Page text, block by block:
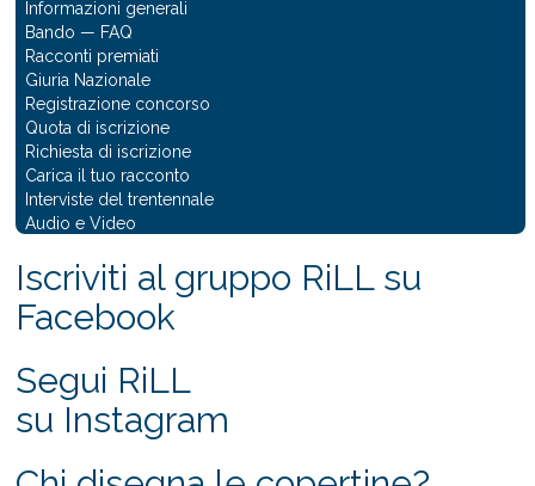
Informazioni generali
Bando — FAQ
Racconti premiati
Giuria Nazionale
Registrazione concorso
Quota di iscrizione
Richiesta di iscrizione
Carica il tuo racconto
Interviste del trentennale
Audio e Video
Iscriviti al gruppo RiLL su
Facebook
Segui RiLL
su Instagram